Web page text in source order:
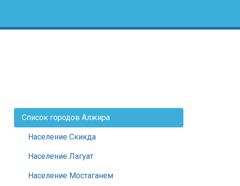
Список городов Алжира
Население Скикда
Население Лагуат
Население Мостаганем